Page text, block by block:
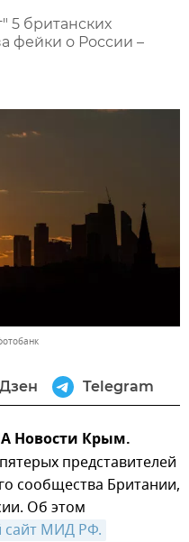
5 британских
фейки о России –
Дзен Telegram
Новости Крым.
представителей
сообщества Британии,
Об этом
сайт МИД РФ.